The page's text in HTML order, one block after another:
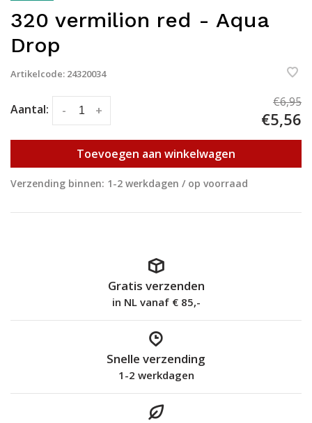
320 vermilion red - Aqua
Drop
Artikelcode: 24320034
Aantal: +
-
€6,95
€5,56
Toevoegen aan winkelwagen
Verzending binnen: 1-2 werkdagen / op voorraad
Gratis verzenden
in NL vanaf € 85,-
Snelle verzending
1-2 werkdagen